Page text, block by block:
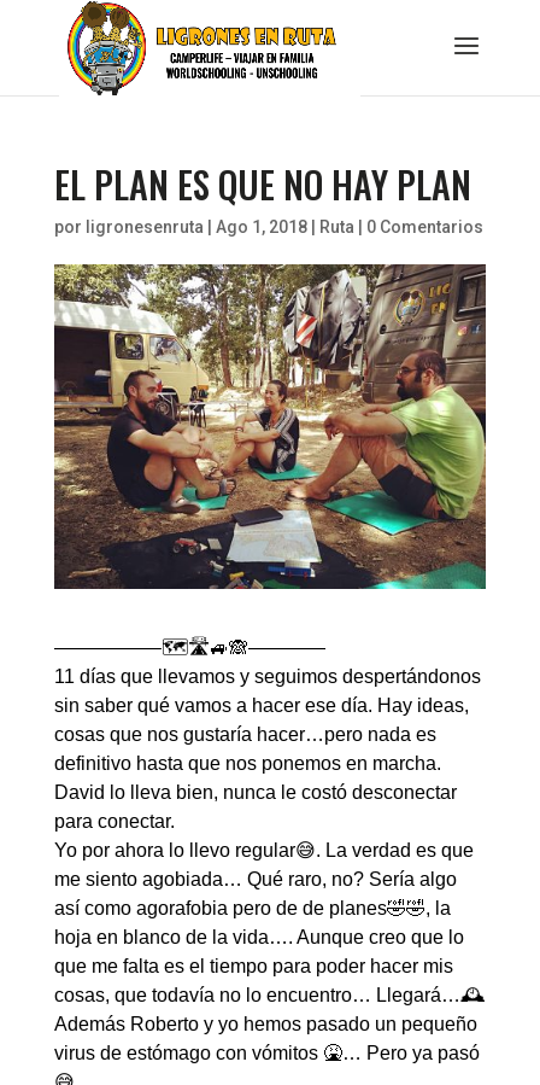
EL PLAN ES QUE NO HAY PLAN
por ligronesenruta Ago 1, 2018| Ruta 0 Comentarios
—————–🗺️🛣️🚙🙈————
11 días que llevamos y seguimos despertándonos
sin saber qué vamos a hacer ese día. Hay ideas,
cosas que nos gustaría hacer…pero nada es
definitivo hasta que nos ponemos en marcha.
David lo lleva bien, nunca le costó desconectar
para conectar.
Yo por ahora lo llevo regular😅. La verdad es que
me siento agobiada… Qué raro, no? Sería algo
así como agorafobia pero de de planes🤣🤣, la
hoja en blanco de la vida…. Aunque creo que lo
que me falta es el tiempo para poder hacer mis
cosas, que todavía no lo encuentro… Llegará…🕰️
Además Roberto y yo hemos pasado un pequeño
virus de estómago con vómitos 🤮… Pero ya pasó